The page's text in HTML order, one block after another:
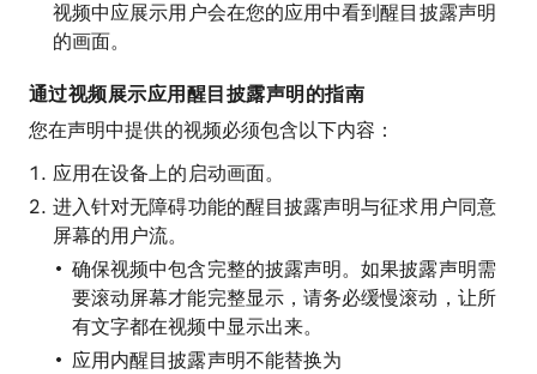
视频中应展示用户会在您的应用中看到醒目披露声明
的画面。
通过视频展示应用醒目披露声明的指南
您在声明中提供的视频必须包含以下内容：
应用在设备上的启动画面。
进入针对无障碍功能的醒目披露声明与征求用户同意
屏幕的用户流。
确保视频中包含完整的披露声明。如果披露声明需
要滚动屏幕才能完整显示，请务必缓慢滚动，让所
有文字都在视频中显示出来。
应用内醒目披露声明不能替换为